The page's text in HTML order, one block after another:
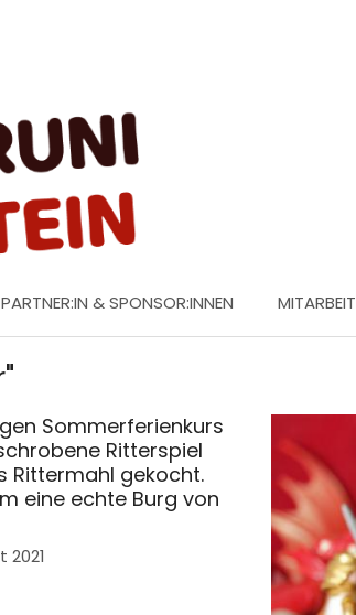
PARTNER:IN & SPONSOR:INNEN MITARBEIT
Sommerferienkurs
Ritterspiel
Rittermahl gekocht.
eine echte Burg von
2021